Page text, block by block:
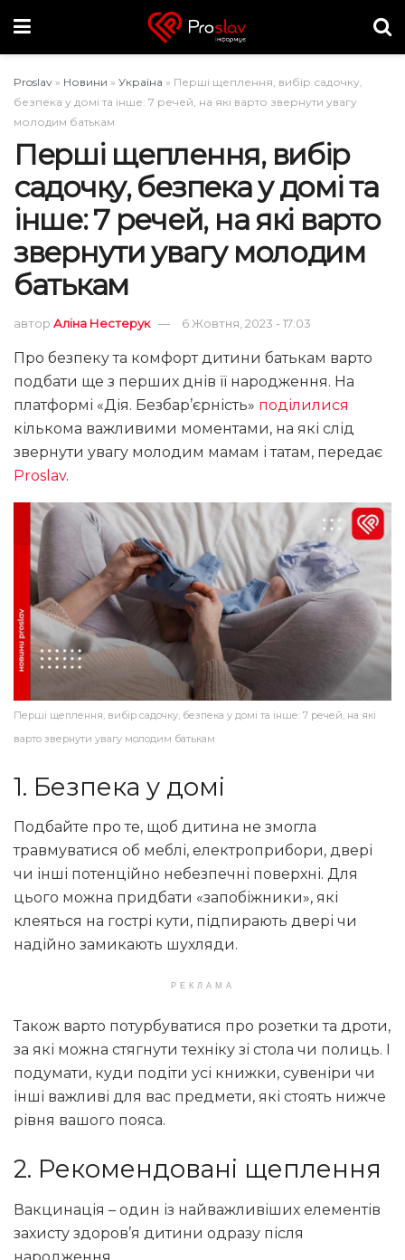
Proslav » Новини » Україна » Перші щеплення, вибір садочку,
безпека у домі та інше: 7 речей, на які варто звернути увагу
молодим батькам
Перші щеплення, вибір
садочку, безпека у домі та
інше: 7 речей, на які варто
звернути увагу молодим
батькам
автор Аліна Нестерук 6 Жовтня, 2023 - 17:03
Про безпеку та комфорт дитини батькам варто
подбати ще з перших днів її народження. На
платформі «Дія. Безбар’єрність» поділилися
кількома важливими моментами, на які слід
звернути увагу молодим мамам і татам, передає
Proslav.
Перші щеплення, вибір садочку, безпека у домі та інше: 7 речей, на які
варто звернути увагу молодим батькам
1. Безпека у домі
Подбайте про те, щоб дитина не змогла
травмуватися об меблі, електроприбори, двері
чи інші потенційно небезпечні поверхні. Для
цього можна придбати «запобіжники», які
клеяться на гострі кути, підпирають двері чи
надійно замикають шухляди.
РЕКЛАМА
Також варто потурбуватися про розетки та дроти,
за які можна стягнути техніку зі стола чи полиць. І
подумати, куди подіти усі книжки, сувеніри чи
інші важливі для вас предмети, які стоять нижче
рівня вашого пояса.
2. Рекомендовані щеплення
Вакцинація – один із найважливіших елементів
захисту здоров’я дитини одразу після
народження.